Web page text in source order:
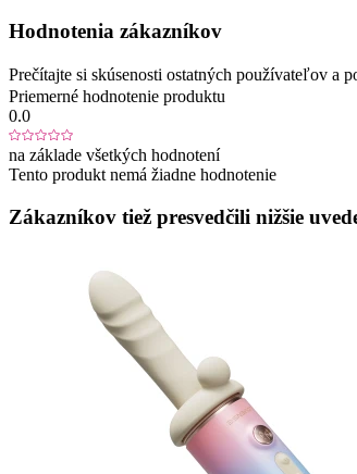
Hodnotenia zákazníkov
Prečítajte si skúsenosti ostatných používateľov a
Priemerné hodnotenie produktu
0.0
na základe všetkých hodnotení
Tento produkt nemá žiadne hodnotenie
Zákazníkov tiež presvedčili nižšie